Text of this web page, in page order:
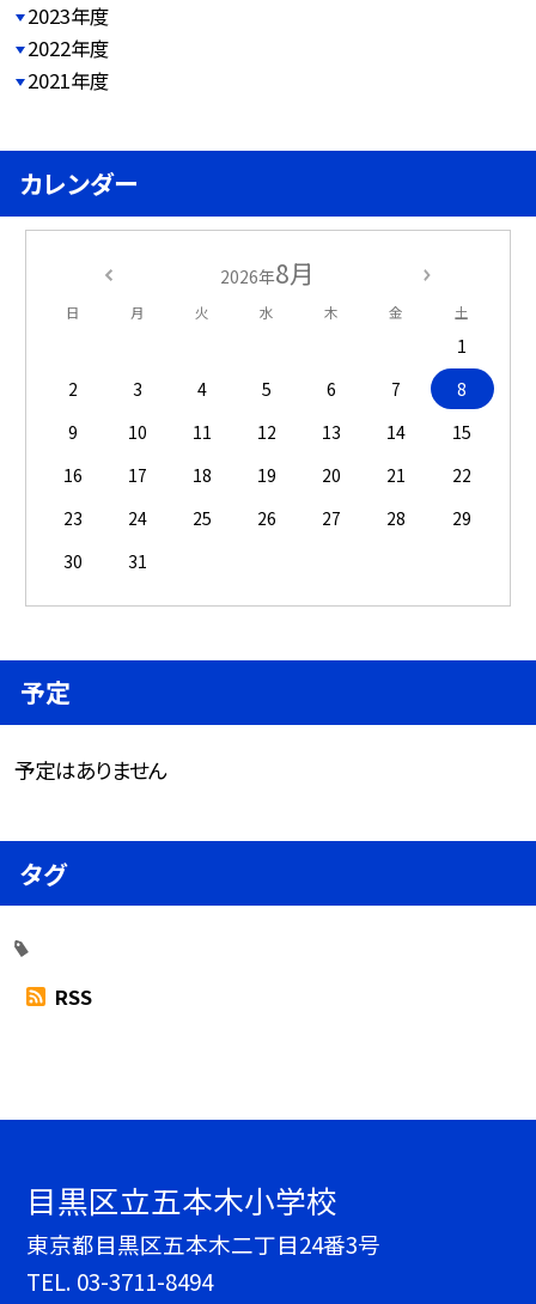
2023年度
2022年度
2021年度
カレンダー
2026年8月
日 月 火 水 木 金 土
1
2
3 4 5 6 7
8
9
10 11 12 13 14
15
16
17 18 19 20 21
22
23
24 25 26 27 28
29
30
31
予定
予定はありません
タグ
RSS
目黒区立五本木小学校
東京都目黒区五本木二丁目24番3号
TEL. 03-3711-8494